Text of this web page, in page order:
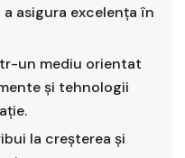
asigura excelența în
un mediu orientat
și tehnologii
la creșterea și